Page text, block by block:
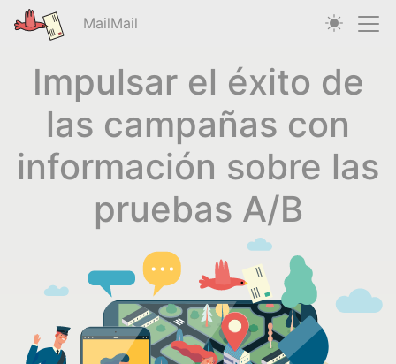
MailMail
Impulsar el éxito de
las campañas con
información sobre las
pruebas A/B